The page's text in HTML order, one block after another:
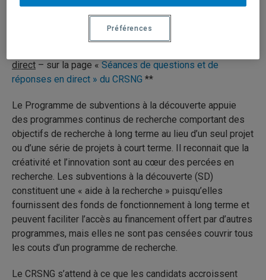
**Comment présenter un avis d’intentionetComment
préparer une demande de subvention à la découverte
direct – sur la page « Séances de questions et de
réponses en direct » du CRSNG **
Le Programme de subventions à la découverte appuie
des programmes continus de recherche comportant des
objectifs de recherche à long terme au lieu d’un seul projet
ou d’une série de projets à court terme. Il reconnait que la
créativité et l’innovation sont au cœur des percées en
recherche. Les subventions à la découverte (SD)
constituent une « aide à la recherche » puisqu’elles
fournissent des fonds de fonctionnement à long terme et
peuvent faciliter l’accès au financement offert par d’autres
programmes, mais elles ne sont pas censées couvrir tous
les couts d’un programme de recherche.
Le CRSNG s’attend à ce que les candidats accroissent
Préférences